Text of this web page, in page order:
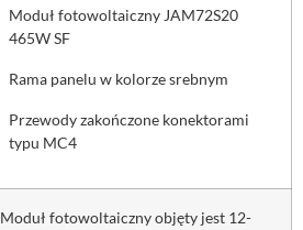
Moduł fotowoltaiczny JAM72S20
465W SF
Rama panelu w kolorze srebnym
Przewody zakończone konektorami
typu MC4
Moduł fotowoltaiczny objęty jest 12-